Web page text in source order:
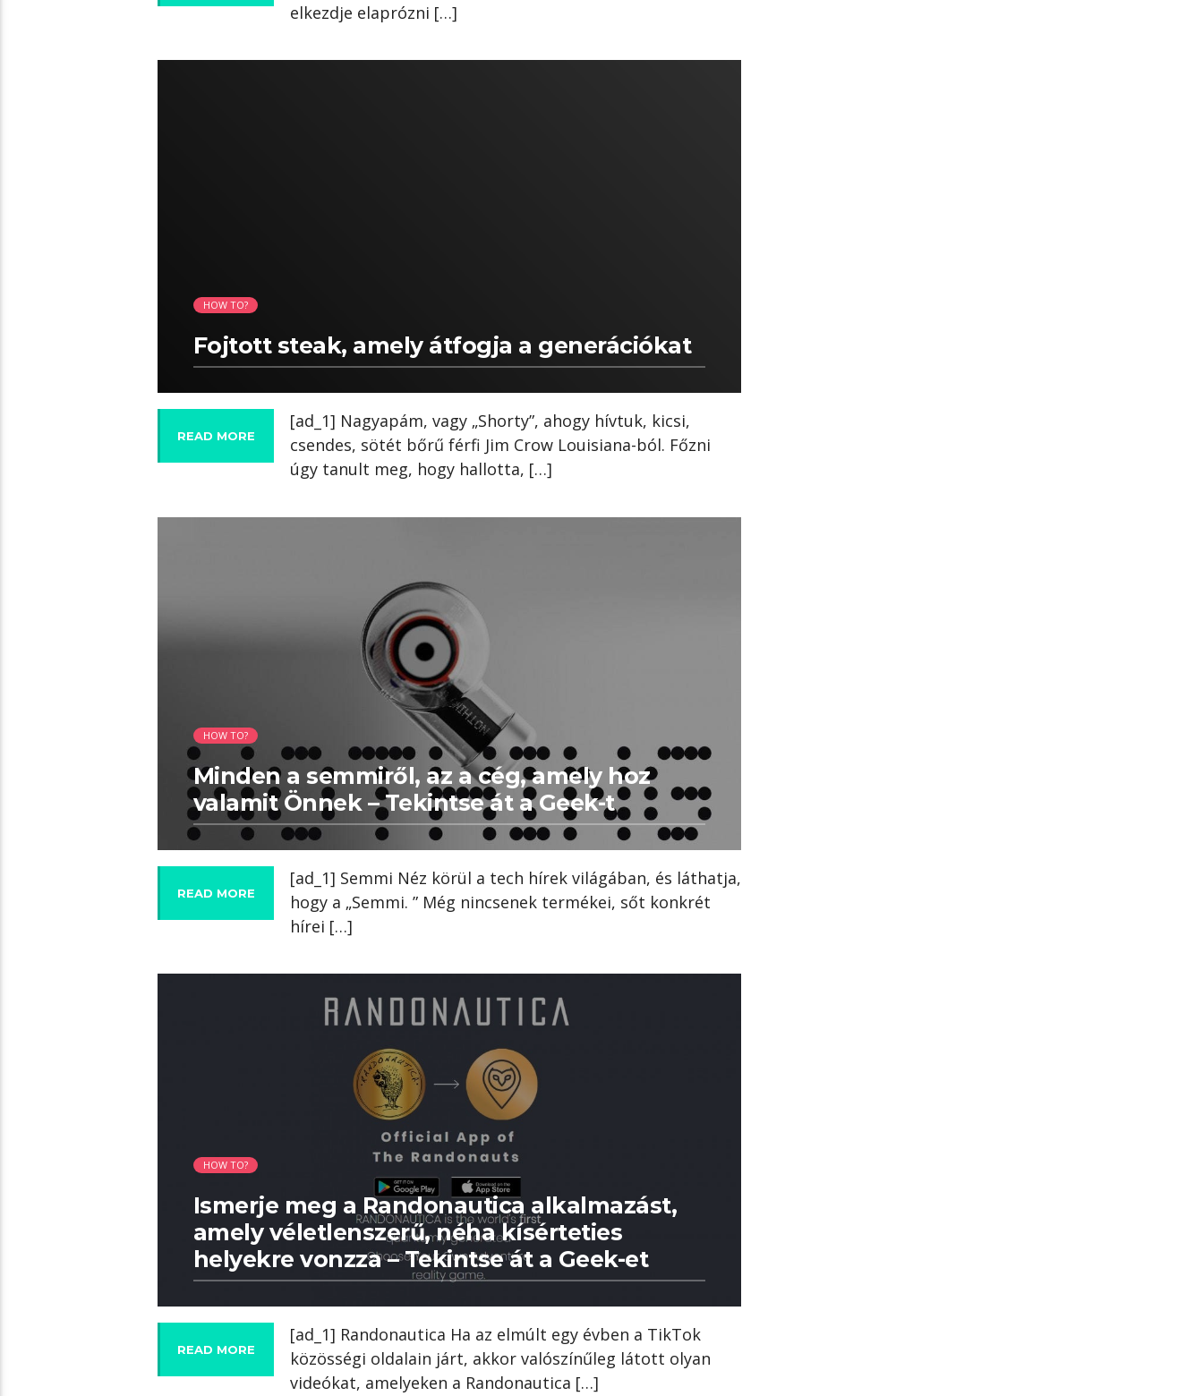
elkezdje elaprózni […]
HOW TO?
Fojtott steak, amely átfogja a generációkat
READ MORE
[ad_1] Nagyapám, vagy „Shorty”, ahogy hívtuk, kicsi,
csendes, sötét bőrű férfi Jim Crow Louisiana-ból. Főzni
úgy tanult meg, hogy hallotta, […]
HOW TO?
Minden a semmiről, az a cég, amely hoz
valamit Önnek – Tekintse át a Geek-t
READ MORE
[ad_1] Semmi Néz körül a tech hírek világában, és láthatja,
hogy a „Semmi. ” Még nincsenek termékei, sőt konkrét
hírei […]
HOW TO?
Ismerje meg a Randonautica alkalmazást,
amely véletlenszerű, néha kísérteties
helyekre vonzza – Tekintse át a Geek-et
READ MORE
[ad_1] Randonautica Ha az elmúlt egy évben a TikTok
közösségi oldalain járt, akkor valószínűleg látott olyan
videókat, amelyeken a Randonautica […]